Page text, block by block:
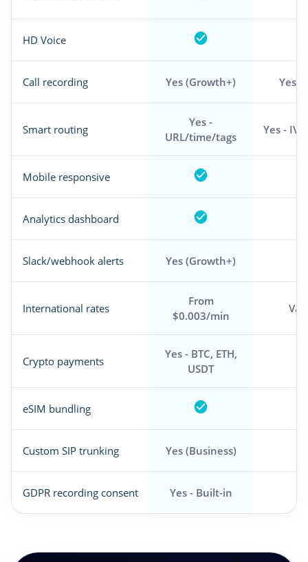
HD Voice
Call recording Yes (Growth+) Yes
Smart routing
Yes -
URL/time/tags
Yes -
Mobile responsive
Analytics dashboard
Slack/webhook alerts Yes (Growth+)
International rates
From
$0.003/min
Crypto payments
Yes - BTC, ETH,
USDT
eSIM bundling
Custom SIP trunking Yes (Business)
GDPR recording consent Yes - Built-in